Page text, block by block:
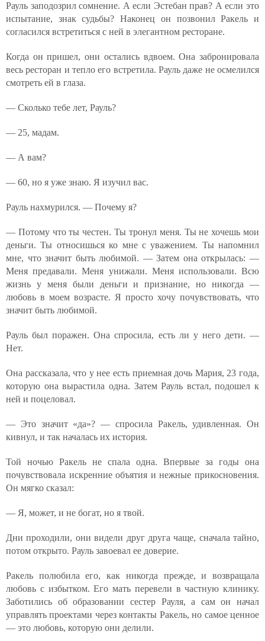
Рауль заподозрил сомнение. А если Эстебан прав? А если это
испытание, знак судьбы? Наконец он позвонил Ракель и
согласился встретиться с ней в элегантном ресторане.
Когда он пришел, они остались вдвоем. Она забронировала
весь ресторан и тепло его встретила. Рауль даже не осмелился
смотреть ей в глаза.
— Сколько тебе лет, Рауль?
— 25, мадам.
— А вам?
— 60, но я уже знаю. Я изучил вас.
Рауль нахмурился. — Почему я?
— Потому что ты честен. Ты тронул меня. Ты не хочешь мои
деньги. Ты относишься ко мне с уважением. Ты напомнил
мне, что значит быть любимой. — Затем она открылась: —
Меня предавали. Меня унижали. Меня использовали. Всю
жизнь у меня были деньги и признание, но никогда —
любовь в моем возрасте. Я просто хочу почувствовать, что
значит быть любимой.
Рауль был поражен. Она спросила, есть ли у него дети. —
Нет.
Она рассказала, что у нее есть приемная дочь Мария, 23 года,
которую она вырастила одна. Затем Рауль встал, подошел к
ней и поцеловал.
— Это значит «да»? — спросила Ракель, удивленная. Он
кивнул, и так началась их история.
Той ночью Ракель не спала одна. Впервые за годы она
почувствовала искренние объятия и нежные прикосновения.
Он мягко сказал:
— Я, может, и не богат, но я твой.
Дни проходили, они видели друг друга чаще, сначала тайно,
потом открыто. Рауль завоевал ее доверие.
Ракель полюбила его, как никогда прежде, и возвращала
любовь с избытком. Его мать перевели в частную клинику.
Заботились об образовании сестер Рауля, а сам он начал
управлять проектами через контакты Ракель, но самое ценное
— это любовь, которую они делили.